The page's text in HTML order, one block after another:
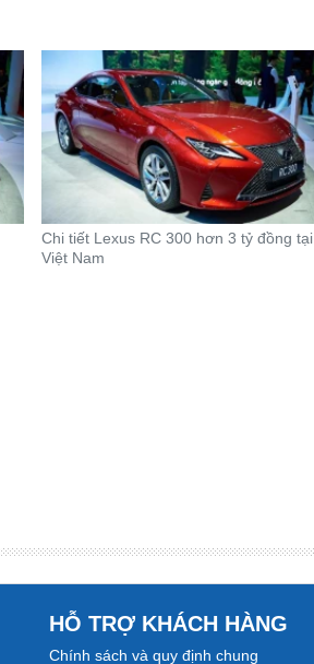
Chi tiết Lexus RC 300 hơn 3 tỷ đồng tại
Việt Nam
HỖ TRỢ KHÁCH HÀNG
Chính sách và quy định chung